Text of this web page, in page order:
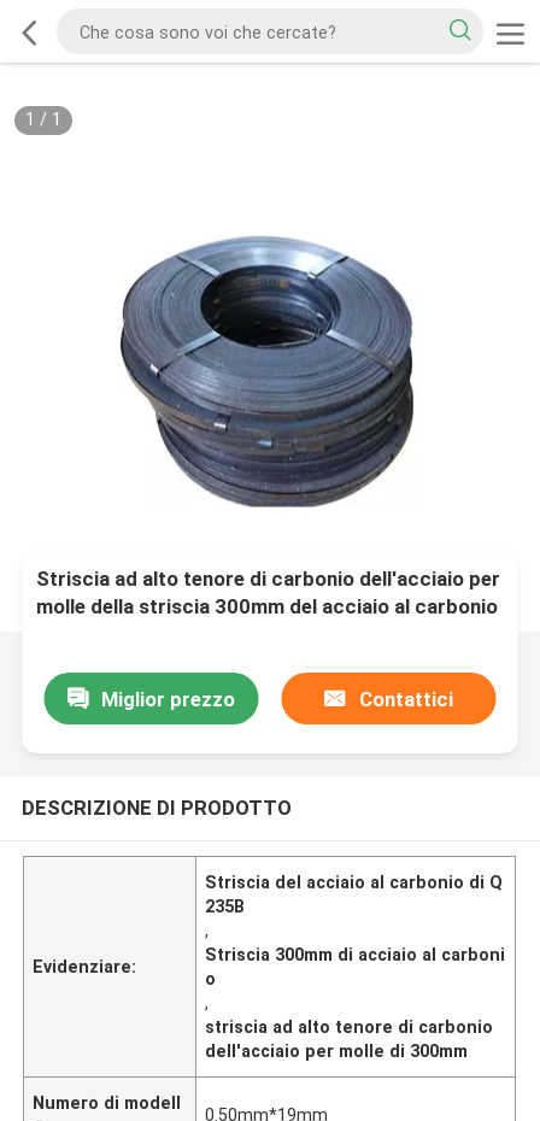
1 / 1
Striscia ad alto tenore di carbonio dell'acciaio per
molle della striscia 300mm del acciaio al carbonio
Miglior prezzo Contattici
DESCRIZIONE DI PRODOTTO
Evidenziare:
Striscia del acciaio al carbonio di Q
235B
,
Striscia 300mm di acciaio al carboni
o
,
striscia ad alto tenore di carbonio
dell'acciaio per molle di 300mm
Numero di modell
0.50mm*19mm